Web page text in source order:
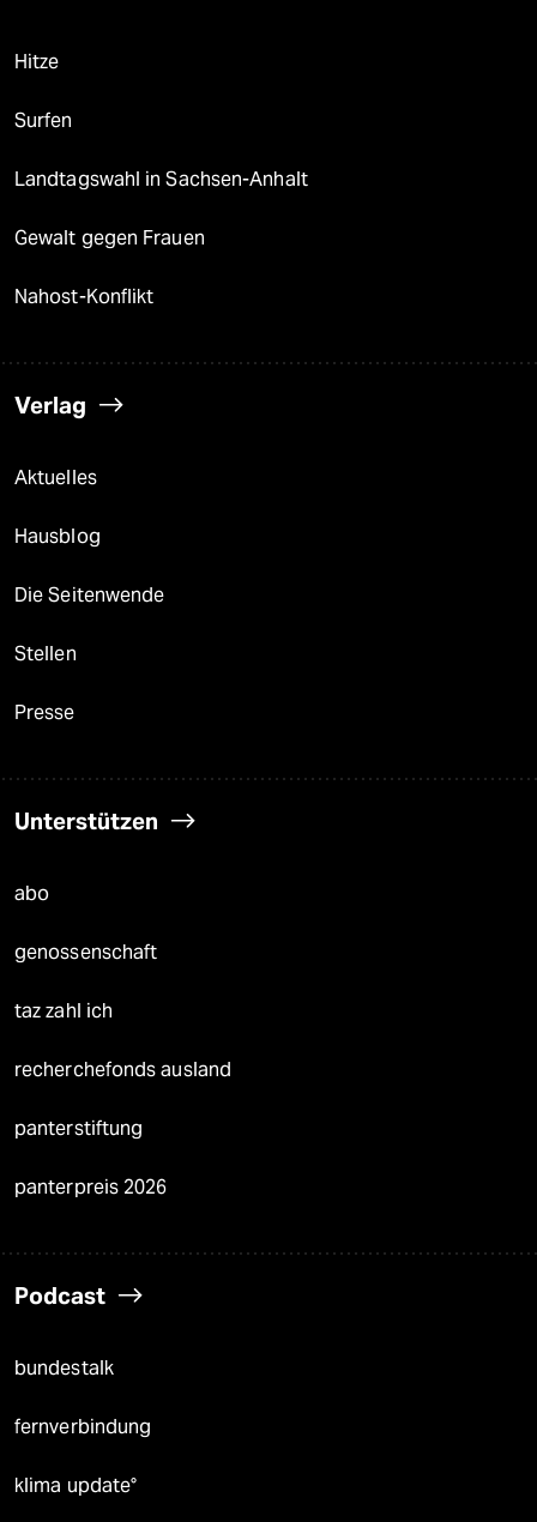
Hitze
Surfen
Landtagswahl in Sachsen-Anhalt
Gewalt gegen Frauen
Nahost-Konflikt
Verlag
Aktuelles
Hausblog
Die Seitenwende
Stellen
Presse
Unterstützen
abo
genossenschaft
taz zahl ich
recherchefonds ausland
panterstiftung
panterpreis 2026
Podcast
bundestalk
fernverbindung
klima update°